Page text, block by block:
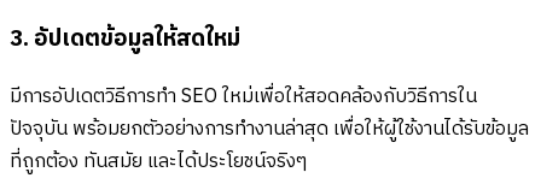
3. อัปเดตข้อมูลให้สดใหม่
มีการอัปเดตวิธีการทำ SEO ใหม่เพื่อให้สอดคล้องกับวิธีการใน
ปัจจุบัน พร้อมยกตัวอย่างการทำงานล่าสุด เพื่อให้ผู้ใช้งานได้รับข้อมูล
ที่ถูกต้อง ทันสมัย และได้ประโยชน์จริงๆ